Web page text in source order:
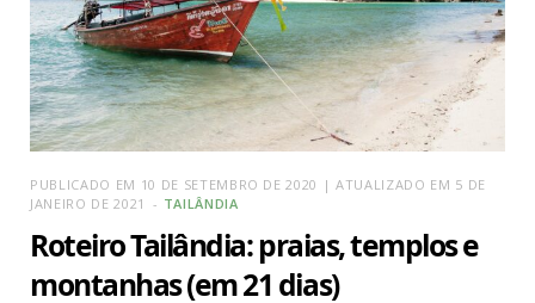
PUBLICADO EM 10 DE SETEMBRO DE 2020 | ATUALIZADO EM 5 DE
JANEIRO DE 2021
TAILÂNDIA
Roteiro Tailândia: praias, templos e
montanhas (em 21 dias)